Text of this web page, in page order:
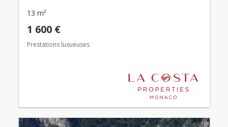
13 m²
1 600 €
Prestations luxueuses